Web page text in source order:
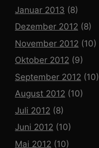
Januar 2013 (8)
Dezember 2012 (8)
November 2012 (10)
Oktober 2012 (9)
September 2012 (10)
August 2012 (10)
Juli 2012 (8)
Juni 2012 (10)
Mai 2012 (10)